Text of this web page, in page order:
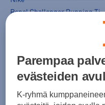
Repel Challenger Running
30pv alin hinta: 64,99€
Parempaa
evästeiden
K-ryhmä